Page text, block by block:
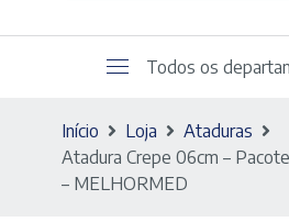
Todos os
Início Loja
Ataduras
Atadura Crepe 06cm –
– MELHORMED